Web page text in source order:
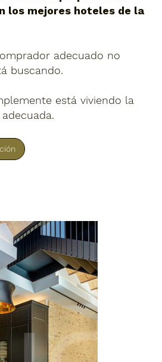
los mejores hoteles de la
adecuado no
buscando.
está viviendo la